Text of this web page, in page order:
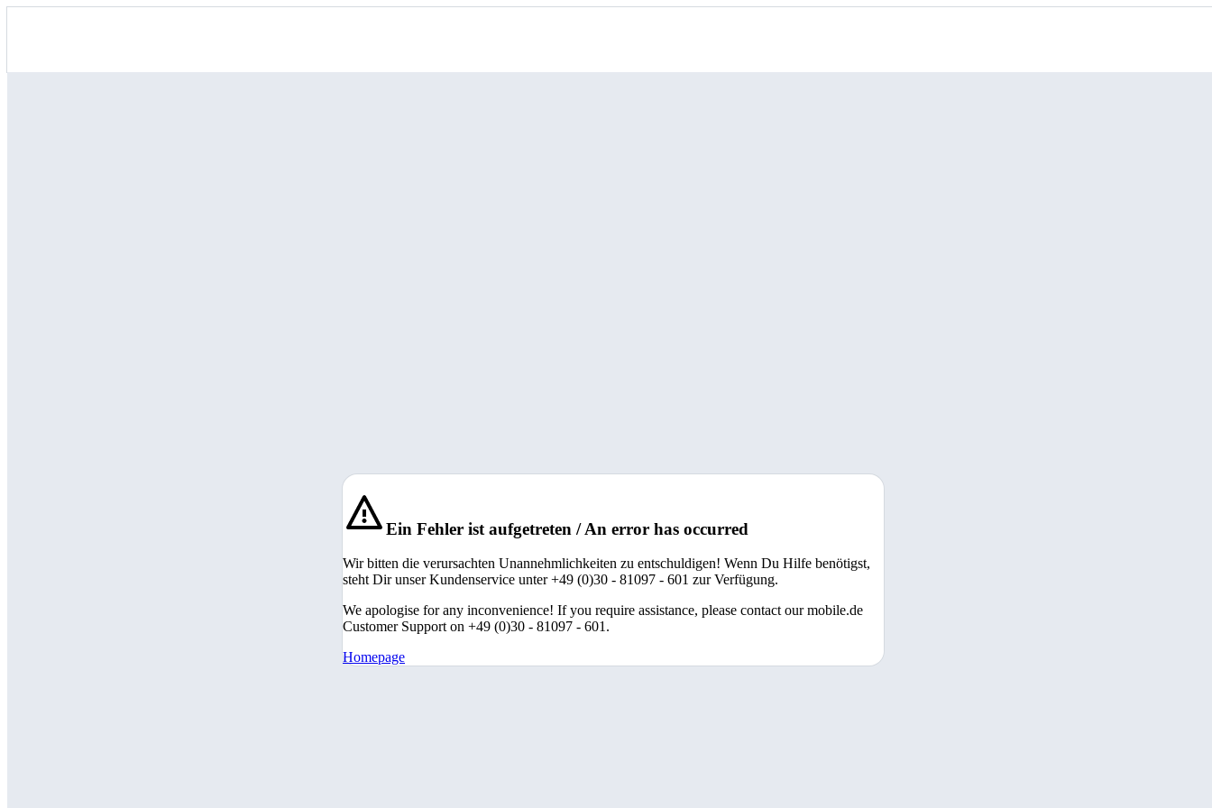
Ein Fehler ist aufgetreten / An error has occurred
Wir bitten die verursachten Unannehmlichkeiten zu entschuldigen! Wenn Du Hilfe benötigst,
steht Dir unser Kundenservice unter +49 (0)30 - 81097 - 601 zur Verfügung.
We apologise for any inconvenience! If you require assistance, please contact our mobile.de
Customer Support on +49 (0)30 - 81097 - 601.
Homepage